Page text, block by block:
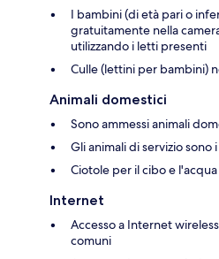
I bambini (di età pari o
gratuitamente nella
utilizzando i letti presenti
Culle (lettini per bambini)
Animali domestici
Sono ammessi animali
Gli animali di servizio sono
Ciotole per il cibo e
Internet
Accesso a Internet
comuni